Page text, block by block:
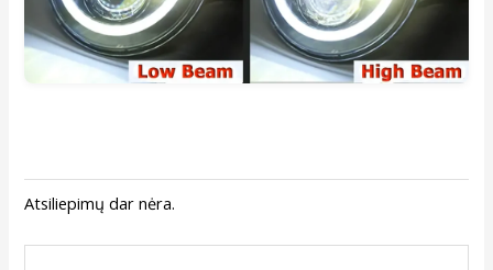
Atsiliepimų dar nėra.